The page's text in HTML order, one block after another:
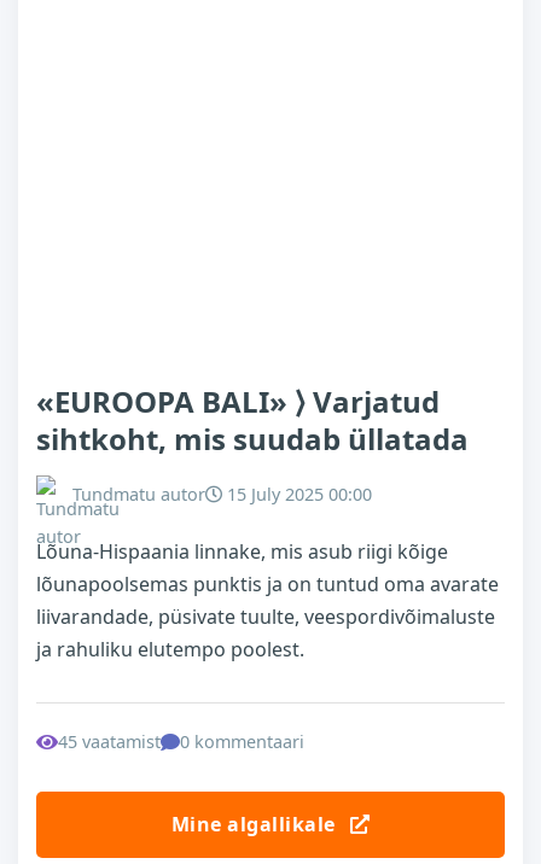
«EUROOPA BALI» ⟩ Varjatud
sihtkoht, mis suudab üllatada
Tundmatu autor 15 July 2025 00:00
Lõuna-Hispaania linnake, mis asub riigi kõige
lõunapoolsemas punktis ja on tuntud oma avarate
liivarandade, püsivate tuulte, veespordivõimaluste
ja rahuliku elutempo poolest.
45 vaatamist 0 kommentaari
Mine algallikale